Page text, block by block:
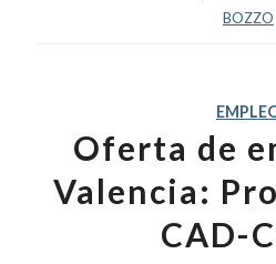
BOZZO
Oferta de
Valencia:
CAD-